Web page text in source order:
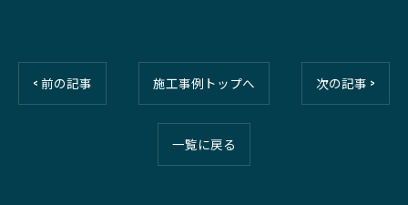
< 前の記事 施工事例トップへ 次の記事 >
一覧に戻る